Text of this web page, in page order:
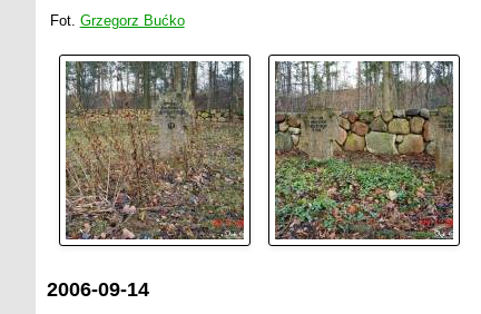
Fot. Grzegorz Bućko
2006-09-14